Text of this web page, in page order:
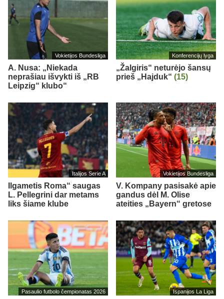
Vokietijos Bundesliga
A. Nusa: „Niekada
neprašiau išvykti iš „RB
Leipzig“ klubo“
Konferencijų lyga
„Žalgiris“ neturėjo šansų
prieš „Hajduk“ (15)
Italijos Serie A
Ilgametis Roma“ saugas
L. Pellegrini dar metams
liks šiame klube
Vokietijos Bundesliga
V. Kompany pasisakė apie
gandus dėl M. Olise
ateities „Bayern“ gretose
Pasaulio futbolo čempionatas 2026 Ispanijos La Liga